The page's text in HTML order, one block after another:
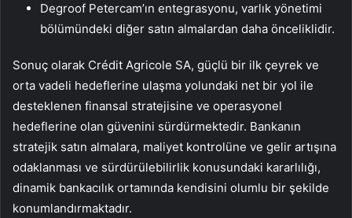
Degroof Petercam’ın entegrasyonu, varlık yönetimi
bölümündeki diğer satın almalardan daha önceliklidir.
Sonuç olarak Crédit Agricole SA, güçlü bir ilk çeyrek ve
orta vadeli hedeflerine ulaşma yolundaki net bir yol ile
desteklenen finansal stratejisine ve operasyonel
hedeflerine olan güvenini sürdürmektedir. Bankanın
stratejik satın almalara, maliyet kontrolüne ve gelir artışına
odaklanması ve sürdürülebilirlik konusundaki kararlılığı,
dinamik bankacılık ortamında kendisini olumlu bir şekilde
konumlandırmaktadır.